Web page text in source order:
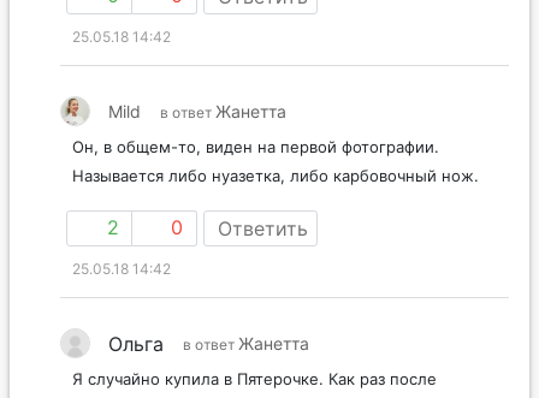
25.05.18 14:42
Mild в ответ Жанетта
Он, в общем-то, виден на первой фотографии.
Называется либо нуазетка, либо карбовочный нож.
2 0 Ответить
25.05.18 14:42
Ольга в ответ Жанетта
Я случайно купила в Пятерочке. Как раз после